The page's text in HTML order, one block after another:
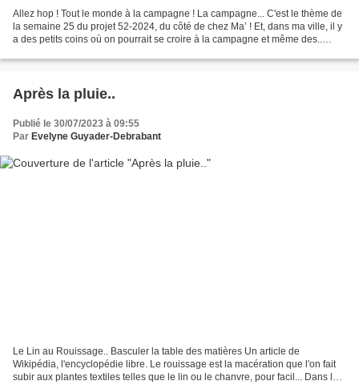
Allez hop ! Tout le monde à la campagne ! La campagne... C'est le thème de
la semaine 25 du projet 52-2024, du côté de chez Ma’ ! Et, dans ma ville, il y
a des petits coins où on pourrait se croire à la campagne et même des..
Après la pluie..
Publié le 30/07/2023 à 09:55
Par Evelyne Guyader-Debrabant
Le Lin au Rouissage.. Basculer la table des matières Un article de
Wikipédia, l'encyclopédie libre. Le rouissage est la macération que l'on fait
subir aux plantes textiles telles que le lin ou le chanvre, pour facil... Dans les